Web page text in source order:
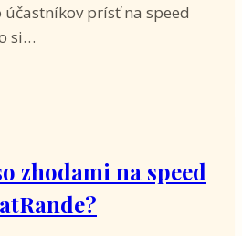
účastníkov prísť na speed
si…
zhodami na speed